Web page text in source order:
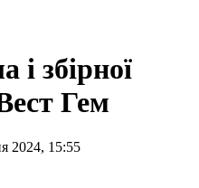
і збірної
Гем
2024, 15:55